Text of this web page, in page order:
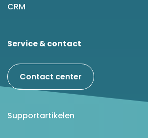
CRM
Service & contact
Contact center
Supportartikelen